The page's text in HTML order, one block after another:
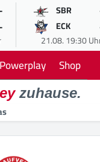
SBR
ECK
21.08. 19:30
Powerplay Shop
zuhause.